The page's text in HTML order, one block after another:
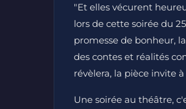
"Et elles vécurent
lors de cette soirée du
promesse de bonheur,
des contes et réalités
révèlera, la pièce invite
Une soirée au théâtre,